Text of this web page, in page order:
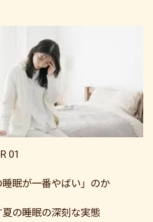
01
睡眠が一番やばい」のか
の睡眠の深刻な実態